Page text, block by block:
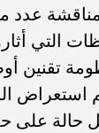
مناقشة عدد
التي
تقنين
استعراض
حالة على